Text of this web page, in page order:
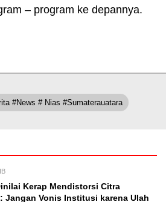
– program ke depannya.
#news # Nias #sumaterauatara
Kerap Mendistorsi Citra
Jangan Vonis Institusi karena Ulah